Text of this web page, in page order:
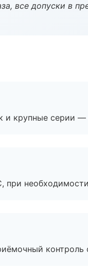
все допуски в
и крупные серии —
при
контроль